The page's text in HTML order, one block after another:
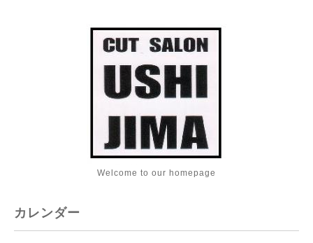
Welcome to our homepage
カレンダー